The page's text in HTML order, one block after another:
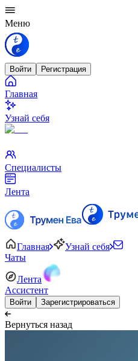
Меню
Войти Регистрация
Главная
Узнай себя
Специалисты
Лента
Главная
Узнай себя
Чаты
Лента
Ассистент
Войти Зарегистрироваться
Вернуться назад